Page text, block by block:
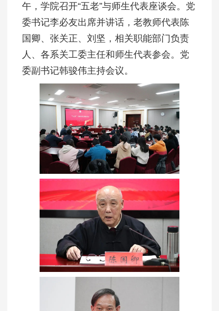
午，学院召开“五老”与师生代表座谈会。党
委书记李必友出席并讲话，老教师代表陈
国卿、张关正、刘坚，相关职能部门负责
人、各系关工委主任和师生代表参会。党
委副书记韩骏伟主持会议。